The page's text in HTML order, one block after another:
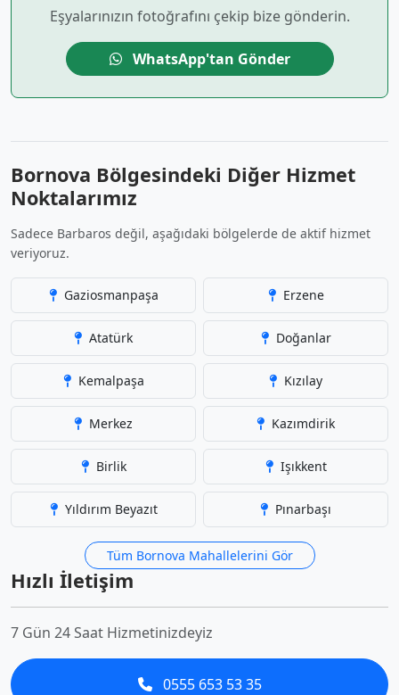
Eşyalarınızın fotoğrafını çekip bize gönderin.
WhatsApp'tan Gönder
Bornova Bölgesindeki Diğer Hizmet
Noktalarımız
Sadece Barbaros değil, aşağıdaki bölgelerde de aktif hizmet
veriyoruz.
Gaziosmanpaşa Erzene
Atatürk Doğanlar
Kemalpaşa Kızılay
Merkez Kazımdirik
Birlik Işıkkent
Yıldırım Beyazıt Pınarbaşı
Tüm Bornova Mahallelerini Gör
Hızlı İletişim
7 Gün 24 Saat Hizmetinizdeyiz
0555 653 53 35